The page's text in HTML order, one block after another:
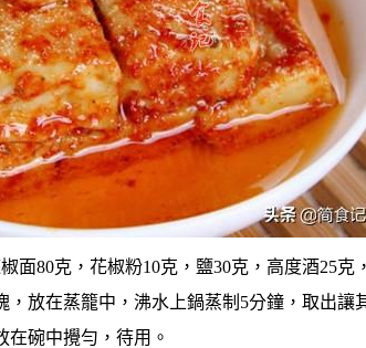
面80克，花椒粉10克，鹽30克，高度酒25克
，放在蒸籠中，沸水上鍋蒸制5分鐘，取出讓
在碗中攪勻，待用。